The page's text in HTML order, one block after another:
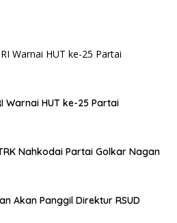
Warnai HUT ke-25 Partai
Nahkodai Partai Golkar Nagan
Akan Panggil Direktur RSUD